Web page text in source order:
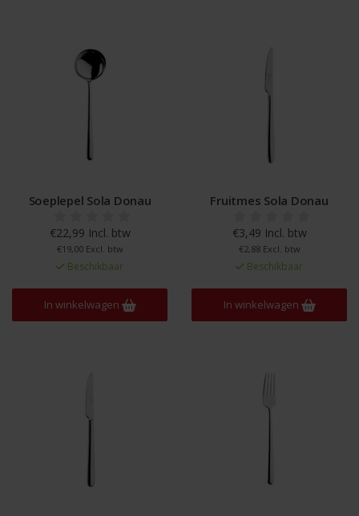
Soeplepel Sola Donau
€22,99 Incl. btw
€19,00 Excl. btw
Beschikbaar
In winkelwagen
Fruitmes Sola Donau
€3,49 Incl. btw
€2,88 Excl. btw
Beschikbaar
In winkelwagen